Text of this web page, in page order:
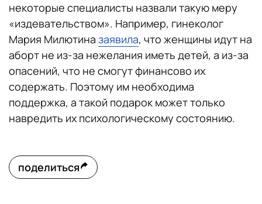
некоторые специалисты назвали такую меру
«издевательством». Например, гинеколог
Мария Милютина заявила, что женщины идут на
аборт не из-за нежелания иметь детей, а из-за
опасений, что не смогут финансово их
содержать. Поэтому им необходима
поддержка, а такой подарок может только
навредить их психологическому состоянию.
поделиться